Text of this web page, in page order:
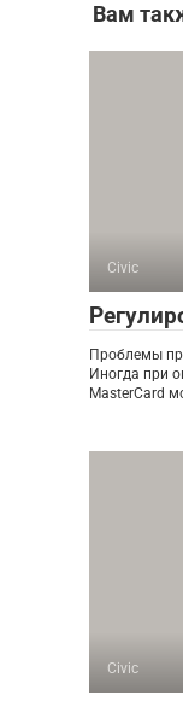
Вам
Civic
Проблемы
Иногда при
MasterCard
Civic